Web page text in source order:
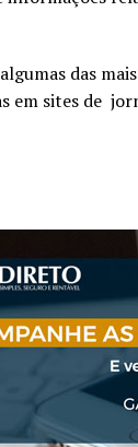
das
em sites de